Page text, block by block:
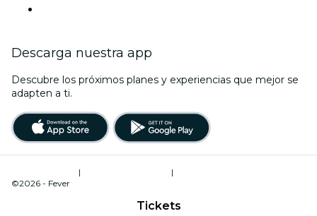
Tickets
Descarga nuestra app
Descubre los próximos planes y experiencias que mejor se
adapten a ti.
| |
©2026 - Fever